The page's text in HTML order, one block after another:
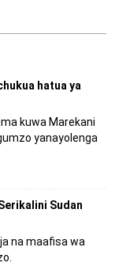
hatua ya
kuwa Marekani
yanayolenga
Sudan
na maafisa wa